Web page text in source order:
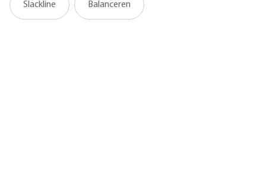
Slackline Balanceren